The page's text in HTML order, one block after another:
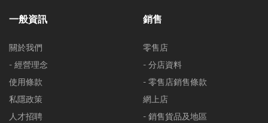
一般資訊
關於我們
- 經營理念
使用條款
私隱政策
人才招聘
銷售
零售店
- 分店資料
- 零售店銷售條款
網上店
- 銷售貨品及地區